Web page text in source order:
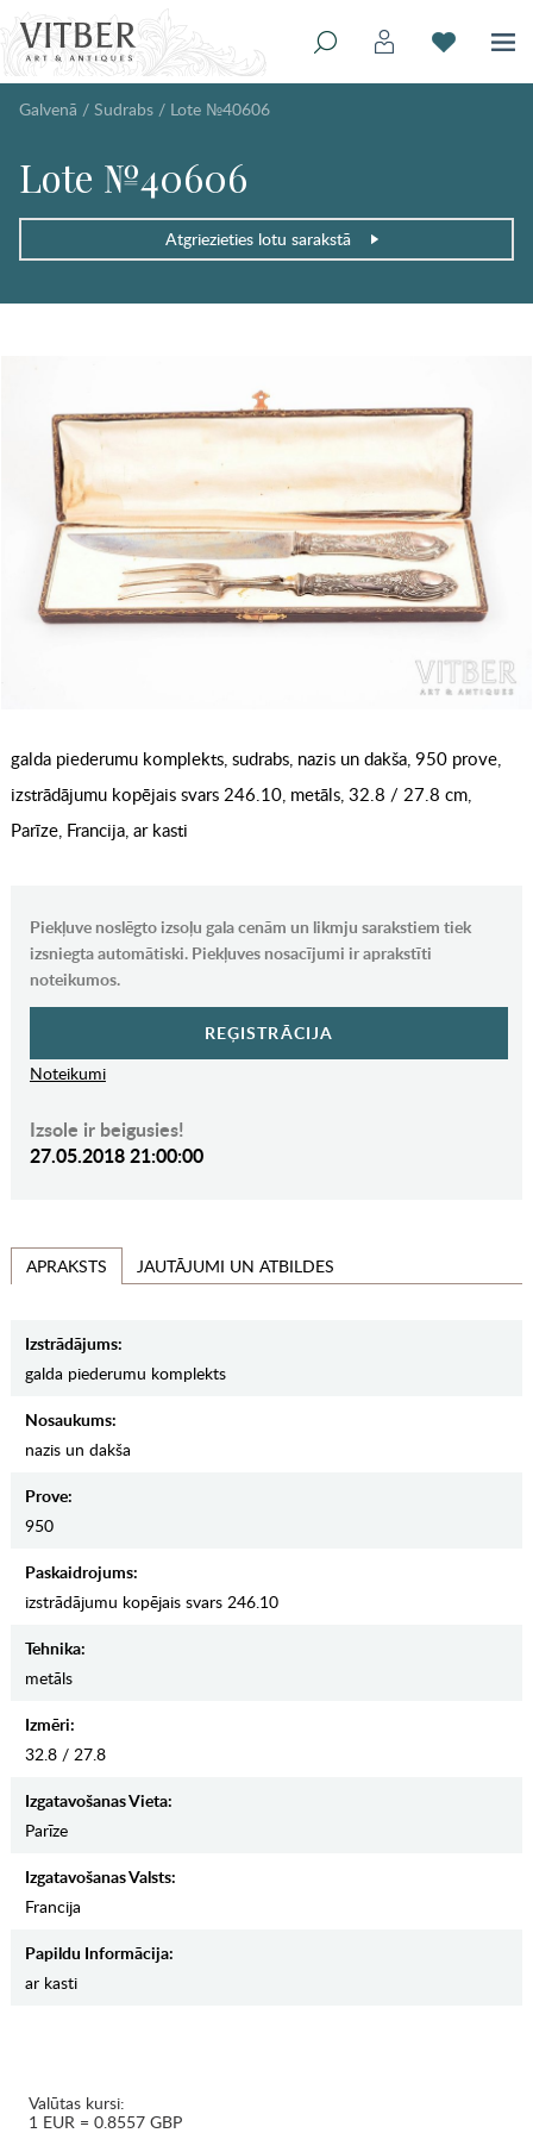
Galvenā / Sudrabs / Lote №40606
Lote №40606
Atgriezieties lotu sarakstā
galda piederumu komplekts, sudrabs, nazis un dakša, 950 prove,
izstrādājumu kopējais svars 246.10, metāls, 32.8 / 27.8 cm,
Parīze, Francija, ar kasti
Piekļuve noslēgto izsoļu gala cenām un likmju sarakstiem tiek
izsniegta automātiski. Piekļuves nosacījumi ir aprakstīti
noteikumos.
REĢISTRĀCIJA
Noteikumi
Izsole ir beigusies!
27.05.2018 21:00:00
APRAKSTS JAUTĀJUMI UN ATBILDES
Izstrādājums:
galda piederumu komplekts
Nosaukums:
nazis un dakša
Prove:
950
Paskaidrojums:
izstrādājumu kopējais svars 246.10
Tehnika:
metāls
Izmēri:
32.8 / 27.8
Izgatavošanas Vieta:
Parīze
Izgatavošanas Valsts:
Francija
Papildu Informācija:
ar kasti
Valūtas kursi:
1 EUR = 0.8557 GBP